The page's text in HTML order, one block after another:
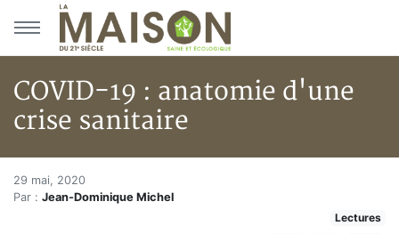
Aller au menu principal
Aller au contenu principal
COVID-19 : anatomie d'une
crise sanitaire
Accueil
Articles
COVID-19 : anatomie d'une
29 mai, 2020
Par : Jean-Dominique Michel
Lectures